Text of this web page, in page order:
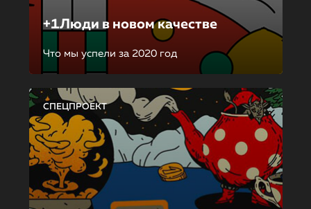
+1Люди в новом качестве
Что мы успели за 2020 год
СПЕЦПРОЕКТ